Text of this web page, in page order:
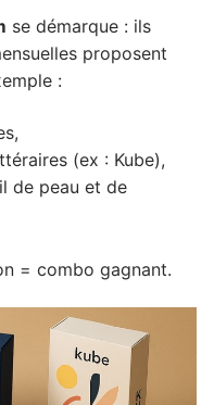
se démarque : ils
proposent
:
(ex : Kube),
de peau et de
= combo gagnant.